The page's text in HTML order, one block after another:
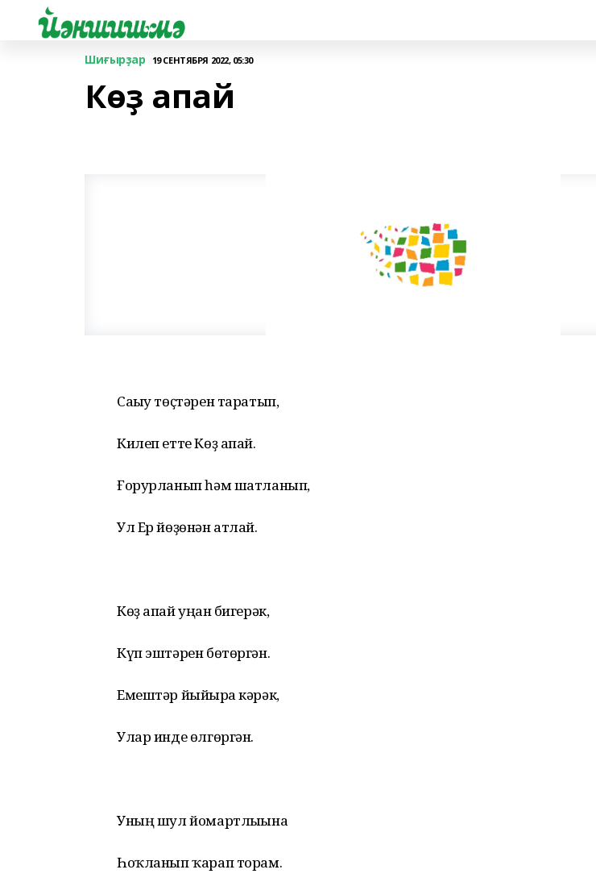
Шиғырҙар 19 СЕНТЯБРЯ 2022, 05:30
Көҙ апай
Сағыу төҫтәрен таратып,
Килеп етте Көҙ апай.
Ғорурланып һәм шатланып,
Ул Ер йөҙөнән атлай.
Көҙ апай уңған бигерәк,
Күп эштәрен бөтөргән.
Емештәр йыйырға кәрәк,
Улар инде өлгөргән.
Уның шул йомартлығына
Һоҡланып ҡарап торам.